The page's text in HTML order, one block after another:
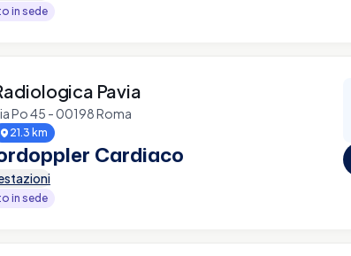
in sede
Pavia
Po 45 - 00198 Roma
21.3 km
Cardiaco
in sede